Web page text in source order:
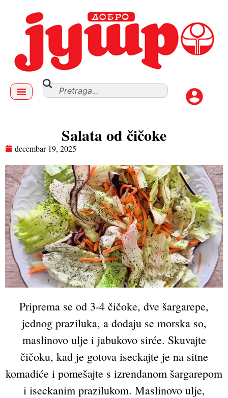
Salata od čičoke
decembar 19, 2025
Priprema se od 3-4 čičoke, dve šargarepe,
jednog praziluka, a dodaju se morska so,
maslinovo ulje i jabukovo sirće. Skuvajte
čičoku, kad je gotova iseckajte je na sitne
komadiće i pomešajte s izrendanom šargarepom
i iseckanim prazilukom. Maslinovo ulje,